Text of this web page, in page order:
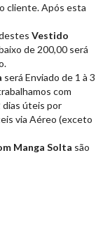
cliente. Após esta
Vestido
de 200,00 será
será Enviado de 1 à 3
com
dias úteis por
via Aéreo (exceto
Manga Solta são